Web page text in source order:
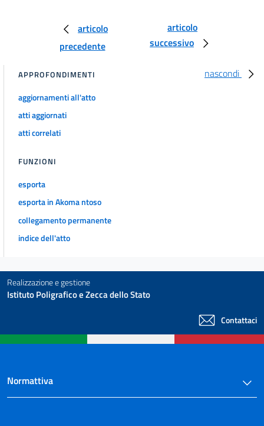
articolo
precedente
articolo
successivo
nascondi
APPROFONDIMENTI
aggiornamenti all'atto
atti aggiornati
atti correlati
FUNZIONI
esporta
esporta in Akoma ntoso
collegamento permanente
indice dell'atto
Realizzazione e gestione
Istituto Poligrafico e Zecca dello Stato
Contattaci
Normattiva